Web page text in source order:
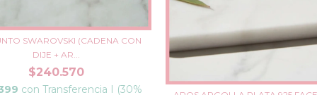
SWAROVSKI (CADENA CON
DIJE + AR...
$240.570
con Transferencia I (30%